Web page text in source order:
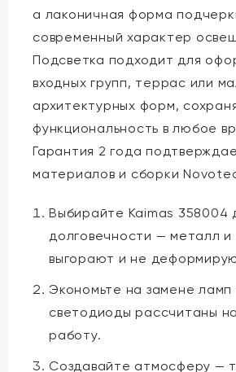
а лаконичная форма
современный характер
Подсветка подходит для
входных групп, террас или
архитектурных форм,
функциональность в любое
Гарантия 2 года
материалов и сборки
Выбирайте Kaimas 358004
долговечности — металл и
выгорают и не
Экономьте на замене ламп
светодиоды рассчитаны
работу.
Создавайте атмосферу —